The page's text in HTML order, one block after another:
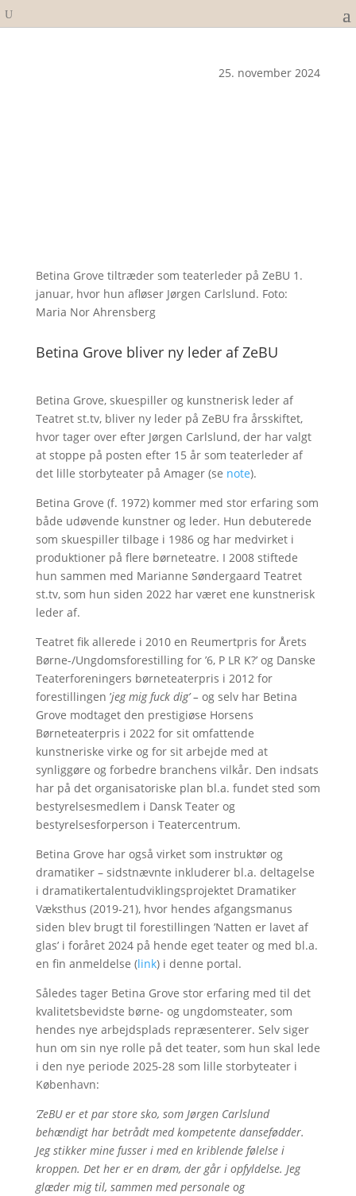
25. november 2024
Betina Grove tiltræder som teaterleder på ZeBU 1.
januar, hvor hun afløser Jørgen Carlslund. Foto:
Maria Nor Ahrensberg
Betina Grove bliver ny leder af ZeBU
Betina Grove, skuespiller og kunstnerisk leder af
Teatret st.tv, bliver ny leder på ZeBU fra årsskiftet,
hvor tager over efter Jørgen Carlslund, der har valgt
at stoppe på posten efter 15 år som teaterleder af
det lille storbyteater på Amager (se note).
Betina Grove (f. 1972) kommer med stor erfaring som
både udøvende kunstner og leder. Hun debuterede
som skuespiller tilbage i 1986 og har medvirket i
produktioner på flere børneteatre. I 2008 stiftede
hun sammen med Marianne Søndergaard Teatret
st.tv, som hun siden 2022 har været ene kunstnerisk
leder af.
Teatret fik allerede i 2010 en Reumertpris for Årets
Børne-/Ungdomsforestilling for ’6, P LR K?’ og Danske
Teaterforeningers børneteaterpris i 2012 for
forestillingen ’jeg mig fuck dig’ – og selv har Betina
Grove modtaget den prestigiøse Horsens
Børneteaterpris i 2022 for sit omfattende
kunstneriske virke og for sit arbejde med at
synliggøre og forbedre branchens vilkår. Den indsats
har på det organisatoriske plan bl.a. fundet sted som
bestyrelsesmedlem i Dansk Teater og
bestyrelsesforperson i Teatercentrum.
Betina Grove har også virket som instruktør og
dramatiker – sidstnævnte inkluderer bl.a. deltagelse
i dramatikertalentudviklingsprojektet Dramatiker
Væksthus (2019-21), hvor hendes afgangsmanus
siden blev brugt til forestillingen ’Natten er lavet af
glas’ i foråret 2024 på hende eget teater og med bl.a.
en fin anmeldelse (link) i denne portal.
Således tager Betina Grove stor erfaring med til det
kvalitetsbevidste børne- og ungdomsteater, som
hendes nye arbejdsplads repræsenterer. Selv siger
hun om sin nye rolle på det teater, som hun skal lede
i den nye periode 2025-28 som lille storbyteater i
København:
’ZeBU er et par store sko, som Jørgen Carlslund
behændigt har betrådt med kompetente dansefødder.
Jeg stikker mine fusser i med en kriblende følelse i
kroppen. Det her er en drøm, der går i opfyldelse. Jeg
glæder mig til, sammen med personale og